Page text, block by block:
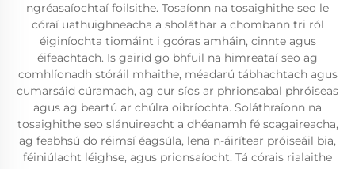
ngréasaíochtaí foilsithe. Tosaíonn na tosaighithe seo le
córaí uathuighneacha a sholáthar a chombann tri ról
éiginíochta tiomáint i gcóras amháin, cinnte agus
éifeachtach. Is gairid go bhfuil na himreataí seo ag
comhlíonadh stóráil mhaithe, méadarú tábhachtach agus
cumarsáid cúramach, ag cur síos ar phrionsabal phróiseas
agus ag beartú ar chúlra oibríochta. Soláthraíonn na
tosaighithe seo slánuireacht a dhéanamh fé scagaireacha,
ag feabhsú do réimsí éagsúla, lena n-áirítear próiseáil bia,
féiniúlacht léighse, agus prionsaíocht. Tá córais rialaithe